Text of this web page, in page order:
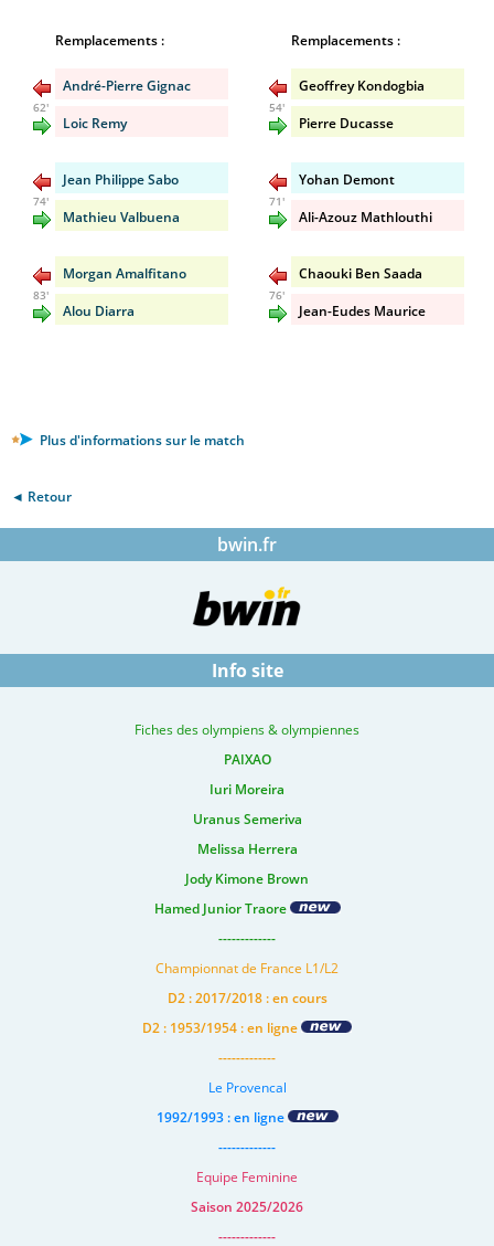
Remplacements :
André-Pierre Gignac
62'
Loic Remy
Jean Philippe Sabo
74'
Mathieu Valbuena
Morgan Amalfitano
83'
Alou Diarra
Remplacements :
Geoffrey Kondogbia
54'
Pierre Ducasse
Yohan Demont
71'
Ali-Azouz Mathlouthi
Chaouki Ben Saada
76'
Jean-Eudes Maurice
Plus d'informations sur le match
◄ Retour
bwin.fr
Info site
Fiches des olympiens & olympiennes
PAIXAO
Iuri Moreira
Uranus Semeriva
Melissa Herrera
Jody Kimone Brown
Hamed Junior Traore
-------------
Championnat de France L1/L2
D2 : 2017/2018 : en cours
D2 : 1953/1954 : en ligne
-------------
Le Provencal
1992/1993 : en ligne
-------------
Equipe Feminine
Saison 2025/2026
-------------